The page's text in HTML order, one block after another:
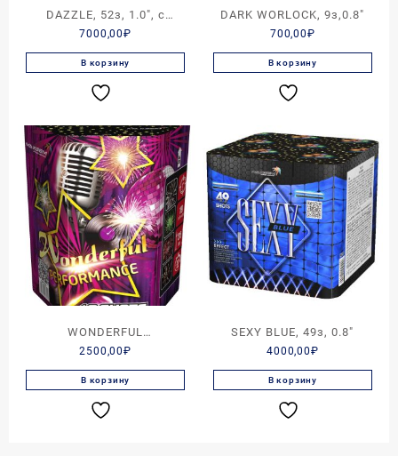
DAZZLE, 52з, 1.0″, с
веером
7000,00₽
В корзину
DARK WORLOCK, 9з,0.8″
700,00₽
В корзину
WONDERFUL
PERFOMANCE, 19з, 1.0″
2500,00₽
В корзину
SEXY BLUE, 49з, 0.8″
4000,00₽
В корзину